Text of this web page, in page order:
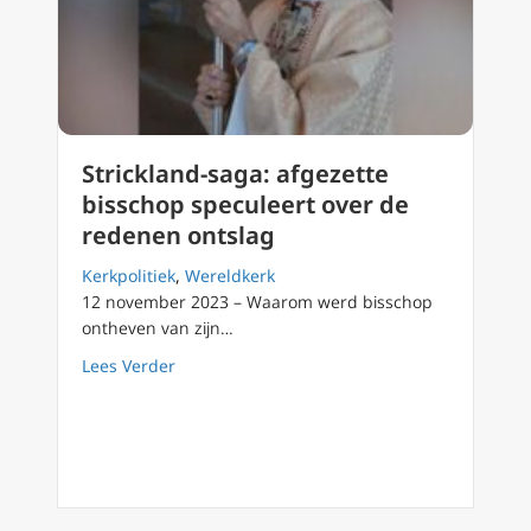
Strickland-saga: afgezette
bisschop speculeert over de
redenen ontslag
Kerkpolitiek, Wereldkerk
12 november 2023 – Waarom werd bisschop
ontheven van zijn…
Lees Verderabout Strickland-saga: afgezette bisschop